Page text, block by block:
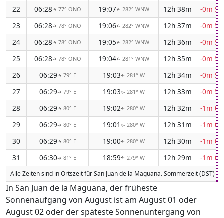
22
06:28↑ 77° ONO 19:07↑ 282° WNW 12h 38m
-0m
23
06:28↑ 78° ONO 19:06↑ 282° WNW 12h 37m
-0m
24
06:28↑ 78° ONO 19:05↑ 282° WNW 12h 36m
-0m
25
06:28↑ 78° ONO 19:04↑ 281° WNW 12h 35m
-0m
26
06:29↑ 79° E 19:03↑ 281° W 12h 34m
-0m
27
06:29↑ 79° E 19:03↑ 281° W 12h 33m
-0m
28
06:29↑ 80° E 19:02↑ 280° W 12h 32m
-1m
29
06:29↑ 80° E 19:01 ↑ 280° W 12h 31m
-1m
30
06:29↑ 80° E 19:00↑ 280° W 12h 30m
-1m
31
06:30↑ 81° E 18:59↑ 279° W 12h 29m -1m
Alle Zeiten sind in Ortszeit für San Juan de la Maguana. Sommerzeit (DST)
In San Juan de la Maguana, der früheste
Sonnenaufgang von August ist am August 01 oder
August 02 oder der späteste Sonnenuntergang von